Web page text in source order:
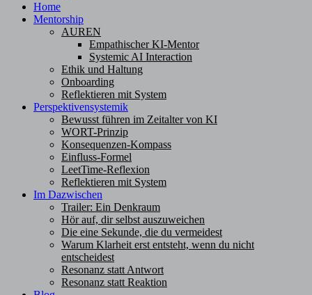
Home
Mentorship
AUREN
Empathischer KI-Mentor
Systemic AI Interaction
Ethik und Haltung
Onboarding
Reflektieren mit System
Perspektivensystemik
Bewusst führen im Zeitalter von KI
WORT-Prinzip
Konsequenzen-Kompass
Einfluss-Formel
LeetTime-Reflexion
Reflektieren mit System
Im Dazwischen
Trailer: Ein Denkraum
Hör auf, dir selbst auszuweichen
Die eine Sekunde, die du vermeidest
Warum Klarheit erst entsteht, wenn du nicht
entscheidest
Resonanz statt Antwort
Resonanz statt Reaktion